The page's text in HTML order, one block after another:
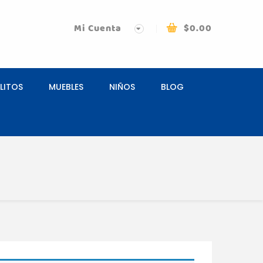
$0.00
Mi Cuenta
MUEBLES NIÑOS BLOG